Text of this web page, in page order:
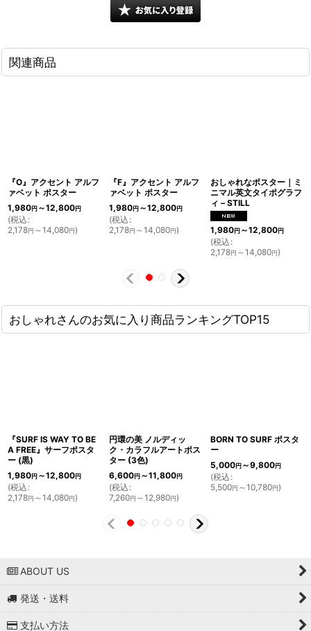
関連商品
『O』アクセント アルフ
ァベット ポスター
1,980円～12,800円
(税込 :
2,178円 ～14,080円)
『F』アクセント アルフ
ァベット ポスター
1,980円～12,800円
(税込 :
2,178円 ～14,080円)
おしゃれなポスター｜ミ
ニマル英文タイポグラフ
ィ – STILL
1,980円～12,800円
(税込 :
2,178円 ～14,080円)
おしゃれさんのお気に入り商品ランキングTOP15
『SURF IS WAY TO BE
A FREE』サーフポスタ
ー (黒)
1,980円～12,800円
(税込 :
2,178円 ～14,080円)
円環の美 ノルディッ
ク・カラフルアートポス
ター (3色)
6,600円～11,800円
(税込 :
7,260円 ～12,980円)
BORN TO SURF ポスタ
ー
5,000円～9,800円
(税込 :
5,500円 ～10,780円)
ABOUT US
発送・送料
支払い方法